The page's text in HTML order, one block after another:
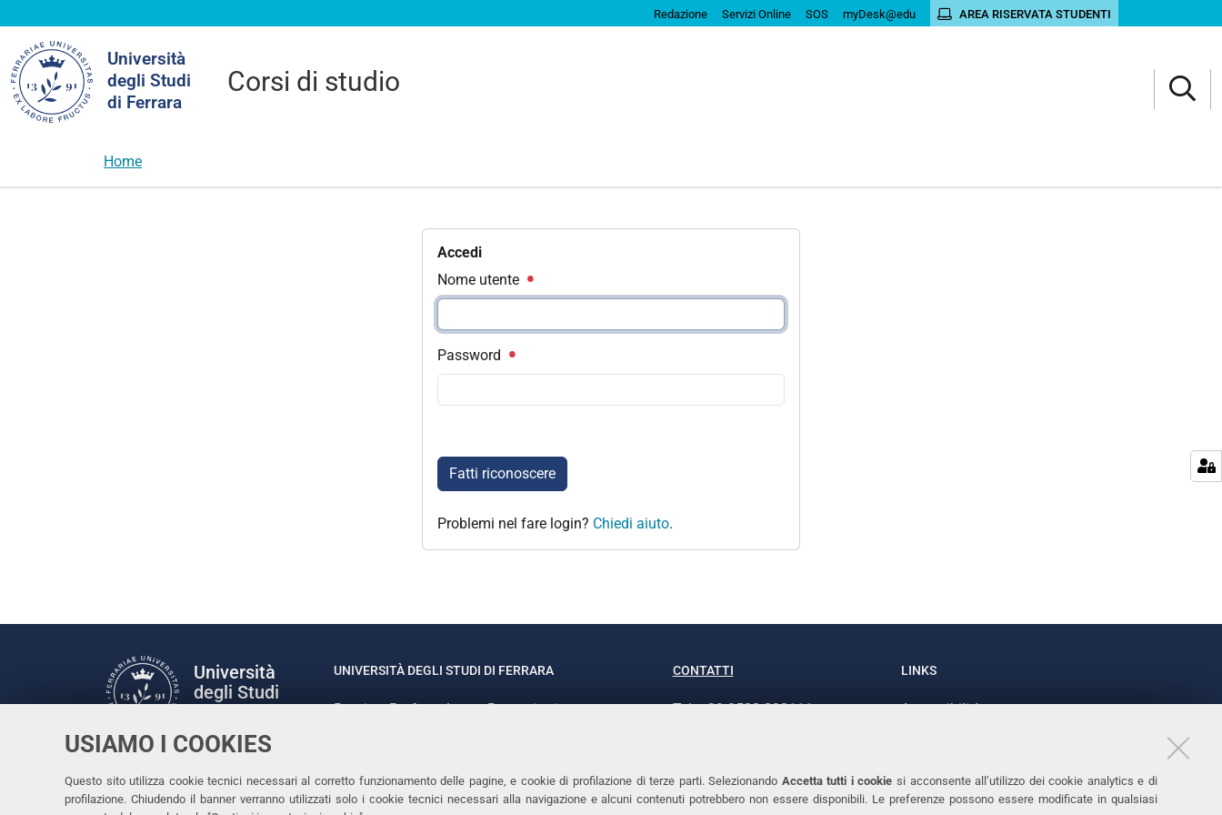
USIAMO I COOKIES
Questo sito utilizza cookie tecnici necessari al corretto funzionamento delle pagine, e cookie di profilazione di terze parti. Selezionando Accetta tutti i cookie si acconsente all’utilizzo dei cookie analytics e di
profilazione. Chiudendo il banner verranno utilizzati solo i cookie tecnici necessari alla navigazione e alcuni contenuti potrebbero non essere disponibili. Le preferenze possono essere modificate in qualsiasi
Redazione Servizi Online SOS myDesk@edu AREA RISERVATA STUDENTI
Università
degli Studi
di Ferrara
Corsi di studio
nel
sito
Home
Accedi
Nome utente
Password
Fatti riconoscere
Problemi nel fare login? Chiedi aiuto.
Università
degli Studi
Facebook
LinkedinInstagram
Youtube
UNIVERSITÀ DEGLI STUDI DI FERRARA
Rettrice: Prof.ssa Laura Ramaciotti
CONTATTI
Tel. +39 0532 293111
LINKS
Accessibilità
Cookies